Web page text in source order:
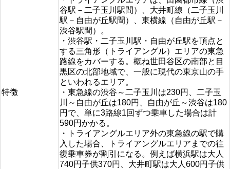
特徴
谷駅－二子玉川駅間）、大井町線（二子玉川
駅－自由が丘駅間）、東横線（自由が丘駅－
渋谷駅間）。
・渋谷駅・二子玉川駅・自由が丘駅を頂点と
する三角形（トライアングル）エリアの東急
路線をカバーする。概ね世田谷区の南部と目
黒区の北部地域で、一般に現代の東京山の手
といわれるエリア。
・東急線の渋谷～二子玉川は230円、二子玉
川～自由が丘は180円、自由が丘～渋谷は180
円で、単に3路線1回ずつ乗車した場合は計
590円かかる。
・トライアングルエリア外の東急線の駅で購
入した場合、トライアングルエリアまでの往
復乗車券が割引になる。例えば横浜駅は大人
740円子供370円、大井町駅は大人600円子供